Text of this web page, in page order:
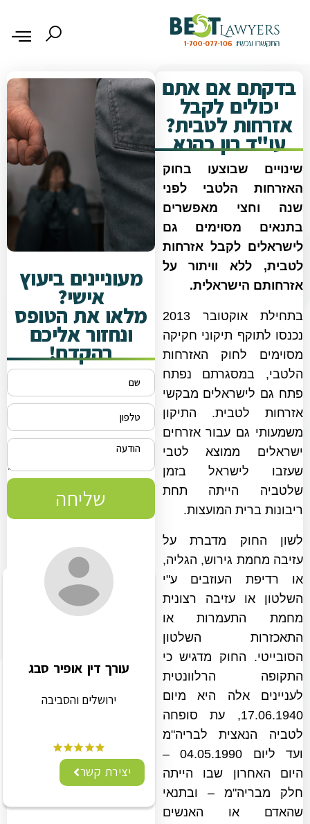
בדקתם אם אתם
יכולים לקבל
אזרחות לטבית?
עו"ד רון כהנא
שינויים שבוצעו בחוק
האזרחות הלטבי לפני
שנה וחצי מאפשרים
בתנאים מסוימים גם
לישראלים לקבל אזרחות
לטבית, ללא וויתור על
אזרחותם הישראלית.
בתחילת אוקטובר 2013
נכנסו לתוקף תיקוני חקיקה
מסוימים לחוק האזרחות
הלטבי, במסגרתם נפתח
פתח גם לישראלים מבקשי
אזרחות לטבית. התיקון
משמעותי גם עבור אזרחים
ישראלים ממוצא לטבי
שעזבו לישראל בזמן
שלטביה הייתה תחת
ריבונות ברית המועצות.
לשון החוק מדברת על
עזיבה מחמת גירוש, הגליה,
או רדיפת העוזבים ע"י
השלטון או עזיבה רצונית
מחמת התעמרות או
התאכזרות השלטון
הסובייטי. החוק מדגיש כי
התקופה הרלוונטית
לעניינים אלה היא מיום
17.06.1940, עת סופחה
לטביה הנאצית לבריה"מ
ועד ליום 04.05.1990 –
היום האחרון שבו הייתה
חלק מבריה"מ – ובתנאי
שהאדם או האנשים
מעוניינים ביעוץ
אישי?
מלאו את הטופס
ונחזור אליכם
בהקדם!
שליחה
עורך דין אופיר סבג
ירושלים והסביבה
יצירת קשר